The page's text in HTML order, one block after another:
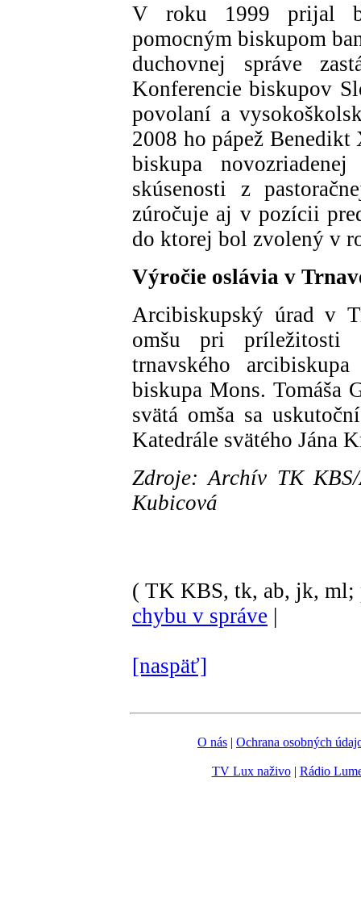
V roku 1999 prijal
pomocným biskupom
duchovnej správe
Konferencie biskupov
povolaní a
2008 ho pápež
biskupa
skúsenosti z
zúročuje aj v pozícii
do ktorej bol zvolený v
Výročie oslávia v
Arcibiskupský úrad v
omšu pri príležitosti
trnavského
biskupa Mons. Tomáša
svätá omša sa
Katedrále svätého Jána
Zdroje: Archív TK
Kubicová
( TK KBS, tk, ab, jk, ml;
chybu v správe |
[naspäť]
O nás | Ochrana osobných
TV Lux naživo| Rádio